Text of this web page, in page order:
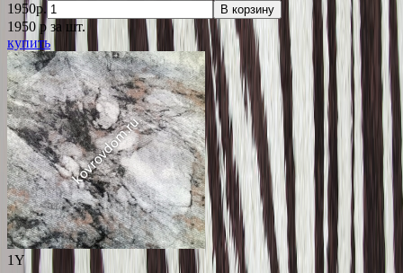
1950р.
В корзину
1950 p за шт.
купить
1Y